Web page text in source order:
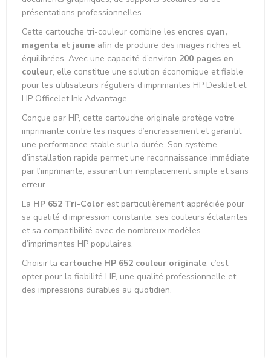
présentations professionnelles.
Cette cartouche tri-couleur combine les encres cyan,
magenta et jaune afin de produire des images riches et
équilibrées. Avec une capacité d’environ 200 pages en
couleur, elle constitue une solution économique et fiable
pour les utilisateurs réguliers d’imprimantes HP DeskJet et
HP OfficeJet Ink Advantage.
Conçue par HP, cette cartouche originale protège votre
imprimante contre les risques d’encrassement et garantit
une performance stable sur la durée. Son système
d’installation rapide permet une reconnaissance immédiate
par l’imprimante, assurant un remplacement simple et sans
erreur.
La HP 652 Tri-Color est particulièrement appréciée pour
sa qualité d’impression constante, ses couleurs éclatantes
et sa compatibilité avec de nombreux modèles
d’imprimantes HP populaires.
Choisir la cartouche HP 652 couleur originale, c’est
opter pour la fiabilité HP, une qualité professionnelle et
des impressions durables au quotidien.